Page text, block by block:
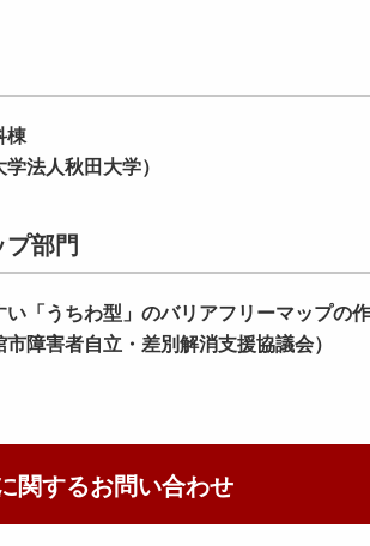
棟
法人秋田大学）
部門
うちわ型」のバリアフリーマップの
市障害者自立・差別解消支援協議会）
関するお問い合わせ